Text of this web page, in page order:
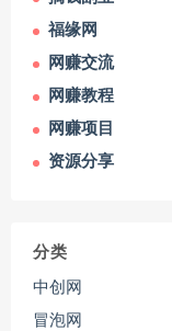
福缘网
网赚交流
网赚教程
网赚项目
资源分享
分类
中创网
冒泡网